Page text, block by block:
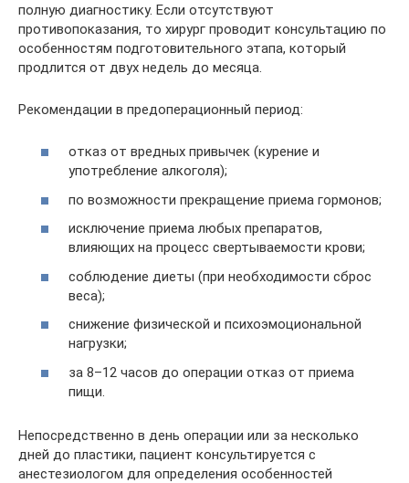
полную диагностику. Если отсутствуют
противопоказания, то хирург проводит консультацию по
особенностям подготовительного этапа, который
продлится от двух недель до месяца.
Рекомендации в предоперационный период:
отказ от вредных привычек (курение и
употребление алкоголя);
по возможности прекращение приема гормонов;
исключение приема любых препаратов,
влияющих на процесс свертываемости крови;
соблюдение диеты (при необходимости сброс
веса);
снижение физической и психоэмоциональной
нагрузки;
за 8–12 часов до операции отказ от приема
пищи.
Непосредственно в день операции или за несколько
дней до пластики, пациент консультируется с
анестезиологом для определения особенностей